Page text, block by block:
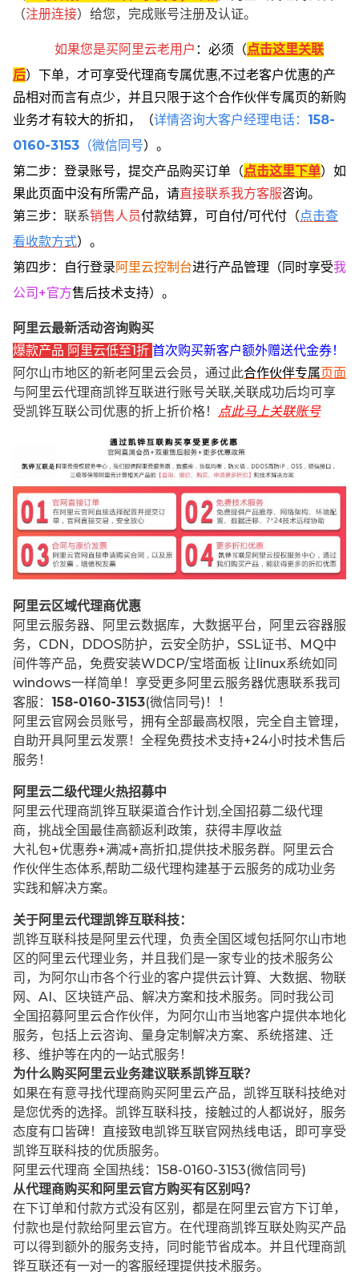
（注册连接）给您，完成账号注册及认证。
如果您是买阿里云老用户 ： 必须 （点击这里关联
后） 下单， 才可享受代理商专属优惠,不过老客户优惠的产
品相对而言有点少，并且只限于这个合作伙伴专属页的新购
业务才有较大的折扣，
（详情咨询大客户经理电话： 158-
0160-3153 （微信同号）。
第二步：登录账号，提交产品购买订单（点击这里下单） 如
果此页面中没有所需产品，请直接联系我方客服咨询。
第三步： 联系销售人员付款结算，可自付/可代付（点击查
看收款方式）。
第四步：自行登录阿里云控制台进行产品管理（同时享受我
公司+官方售后技术支持）。
阿里云最新活动咨询购买
爆款产品 阿里云低至1折 首次购买新客户额外赠送代金券！
阿尔山市地区的新老阿里云会员，通过此合作伙伴专属页面
与阿里云代理商凯铧互联进行账号关联,关联成功后均可享
受凯铧互联公司优惠的折上折价格！
点此马上关联账号
阿里云区域代理商优惠
阿里云服务器、阿里云数据库，大数据平台，阿里云容器服
务，CDN，DDOS防护，云安全防护，SSL证书、MQ中
间件等产品，免费安装WDCP/宝塔面板 让 linux系统如同
windows一样简单！享受更多阿里云服务器优惠联系我司
客服： 158-0160-3153(微信同号)！！
阿里云官网会员账号，拥有全部最高权限，完全自主管理，
自助开具阿里云发票！全程免费技术支持+24小时技术售后
服务！
阿里云二级代理火热招募中
阿里云代理商凯铧互联渠道合作计划,全国招募二级代理
商，挑战全国最佳高额返利政策，获得丰厚收益
大礼包+优惠券+满减+高折扣,提供技术服务群。阿里云合
作伙伴生态体系,帮助二级代理构建基于云服务的成功业务
实践和解决方案。
关于阿里云代理凯铧互联科技：
凯铧互联科技是阿里云代理，负责全国区域包括阿尔山市地
区的阿里云代理业务，并且我们是一家专业的技术服务公
司，为阿尔山市各个行业的客户提供云计算、大数据、物联
网、AI、区块链产品、解决方案和技术服务。同时我公司
全国招募阿里云合作伙伴，为阿尔山市当地客户提供本地化
服务，包括上云咨询、量身定制解决方案、系统搭建、迁
移、维护等在内的一站式服务！
为什么购买阿里云业务建议联系凯铧互联？
如果在有意寻找代理商购买阿里云产品，凯铧互联科技绝对
是您优秀的选择。凯铧互联科技，接触过的人都说好，服务
态度有口皆碑！直接致电凯铧互联官网热线电话，即可享受
凯铧互联科技的优质服务。
阿里云代理商 全国热线：158-0160-3153(微信同号)
从代理商购买和阿里云官方购买有区别吗？
在下订单和付款方式没有区别，都是在阿里云官方下订单，
付款也是付款给阿里云官方。在代理商凯铧互联处购买产品
可以得到额外的服务支持，同时能节省成本。并且代理商凯
铧互联还有一对一的客服经理提供技术服务。